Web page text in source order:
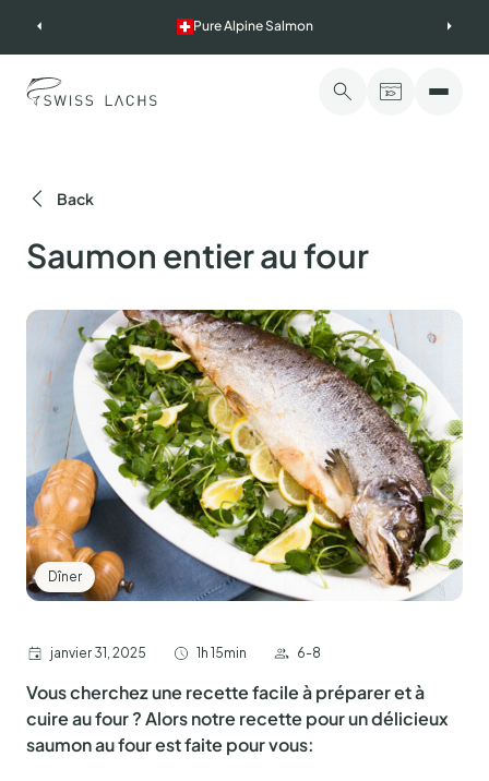
Pure Alpine Salmon
Back
Saumon entier au four
Dîner
janvier 31, 2025 1h 15min 6-8
Vous cherchez une recette facile à préparer et à
cuire au four ? Alors notre recette pour un délicieux
saumon au four est faite pour vous: